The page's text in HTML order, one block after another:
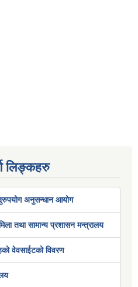
लिङ्कहरु
अनुसन्धान आयोग
तथा सामान्य प्रशासन मन्त्रालय
वेवसाईटको विवरण